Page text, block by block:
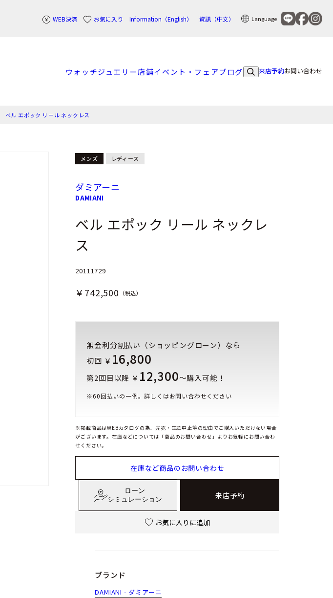
WEB決済 お気に入り Information（English） 資訊（中文） Language
ウォッチジュエリー店舗イベント・フェアブログ 来店予約お問い合わせ
ベル エポック リール ネックレス
メンズ レディース
ダミアーニ
DAMIANI
ベル エポック リール ネックレ
ス
20111729
￥742,500 （税込）
無金利分割払い（ショッピングローン）なら
初回 ￥ 16,800
第2回目以降 ￥ 12,300～購入可能！
※60回払いの一例。詳しくはお問い合わせください
※掲載商品はWEBカタログの為、完売・生産中止等の理由でご購入いただけない場合
がございます。在庫などについては「商品のお問い合わせ」よりお気軽にお問い合わ
せください。
在庫など商品のお問い合わせ
ローン
シミュレーション
来店予約
お気に入りに追加
ブランド
DAMIANI - ダミアーニ